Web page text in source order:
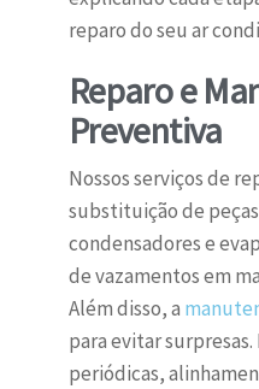
reparo do seu ar
Reparo e
Preventiva
Nossos serviços de
substituição de
condensadores e
de vazamentos em
Além disso, a
para evitar
periódicas,